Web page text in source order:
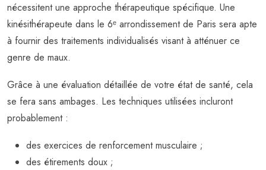
nécessitent une approche thérapeutique spécifique. Une
kinésithérapeute dans le 6ᵉ arrondissement de Paris sera apte
à fournir des traitements individualisés visant à atténuer ce
genre de maux.
Grâce à une évaluation détaillée de votre état de santé, cela
se fera sans ambages. Les techniques utilisées incluront
probablement :
des exercices de renforcement musculaire ;
des étirements doux ;